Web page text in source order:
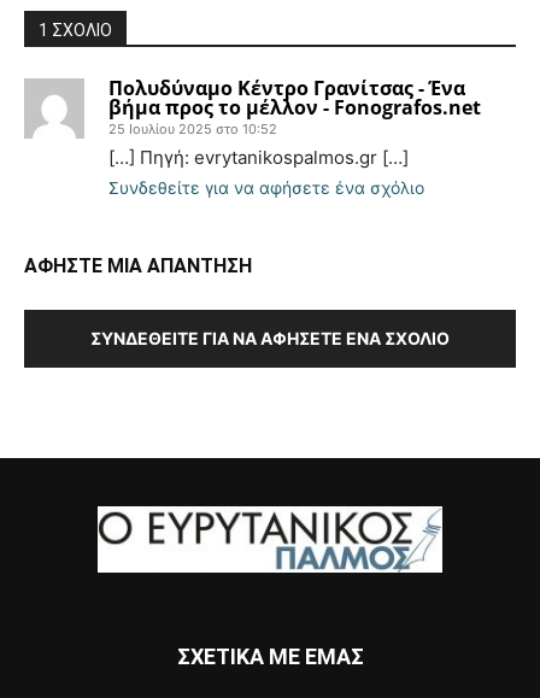
1 ΣΧΟΛΙΟ
Πολυδύναμο Κέντρο Γρανίτσας - Ένα
βήμα προς το μέλλον - Fonografos.net
25 Ιουλίου 2025 στο 10:52
[…] Πηγή: evrytanikospalmos.gr […]
Συνδεθείτε για να αφήσετε ένα σχόλιο
ΑΦΗΣΤΕ ΜΙΑ ΑΠΑΝΤΗΣΗ
ΣΥΝΔΕΘΕΊΤΕ ΓΙΑ ΝΑ ΑΦΉΣΕΤΕ ΈΝΑ ΣΧΌΛΙΟ
ΣΧΕΤΙΚΑ ΜΕ ΕΜΑΣ